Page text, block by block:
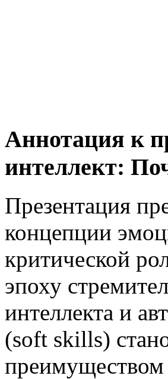
Аннотация к
интеллект:
Презентация
концепции
критической
эпоху
интеллекта и
(soft skills)
преимуществом